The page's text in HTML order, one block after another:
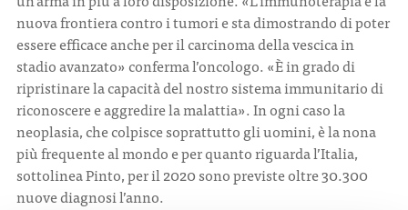
nuova frontiera contro i tumori e sta dimostrando di poter
essere efficace anche per il carcinoma della vescica in
stadio avanzato» conferma l’oncologo. «È in grado di
ripristinare la capacità del nostro sistema immunitario di
riconoscere e aggredire la malattia». In ogni caso la
neoplasia, che colpisce soprattutto gli uomini, è la nona
più frequente al mondo e per quanto riguarda l’Italia,
sottolinea Pinto, per il 2020 sono previste oltre 30.300
nuove diagnosi l’anno.